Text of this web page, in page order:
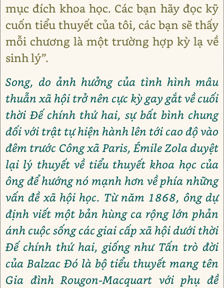
mục đích khoa học. Các bạn hãy đọc kỹ
cuốn tiểu thuyết của tôi, các bạn sẽ thấy
mỗi chương là một trường hợp kỳ lạ về
sinh lý”.
Song, do ảnh hưởng của tình hình mâu
thuẫn xã hội trở nên cực kỳ gay gắt về cuối
thời Đế chính thứ hai, sự bất bình chung
đối với trật tự hiện hành lên tới cao độ vào
đêm trước Công xã Paris, Émile Zola duyệt
lại lý thuyết về tiểu thuyết khoa học của
ông để hướng nó mạnh hơn về phía những
vấn đề xã hội học. Từ năm 1868, ông dự
định viết một bản hùng ca rộng lớn phản
ánh cuộc sống các giai cấp xã hội dưới thời
Đế chính thứ hai, giống như Tấn trò đời
của Balzac Đó là bộ tiểu thuyết mang tên
Gia đình Rougon-Macquart với phụ đề